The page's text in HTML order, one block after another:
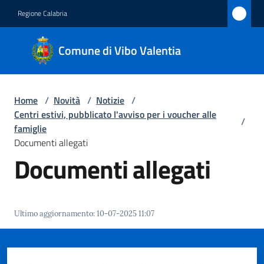
Regione Calabria
Comune di Vibo Valentia
Comune
di Vibo
Valentia
Amministrazione
Novità
Menu selezionato
Valentia
Home / Novità / Notizie /
Centri estivi, pubblicato l'avviso per i voucher alle
famiglie
/
Documenti allegati
Documenti allegati
Ultimo aggiornamento:10-07-2025 11:07